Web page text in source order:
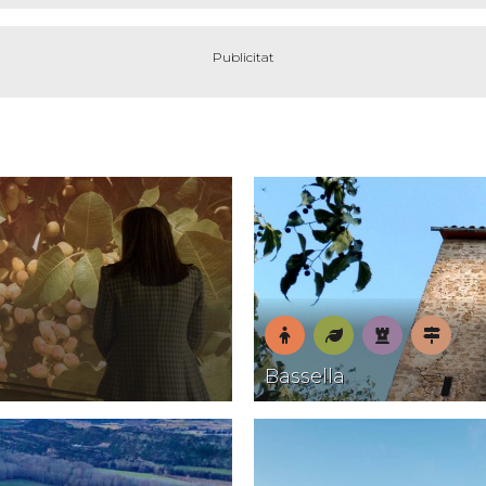
En
família
Natura Patrimoni
Pobles
amb
encant
Bassella